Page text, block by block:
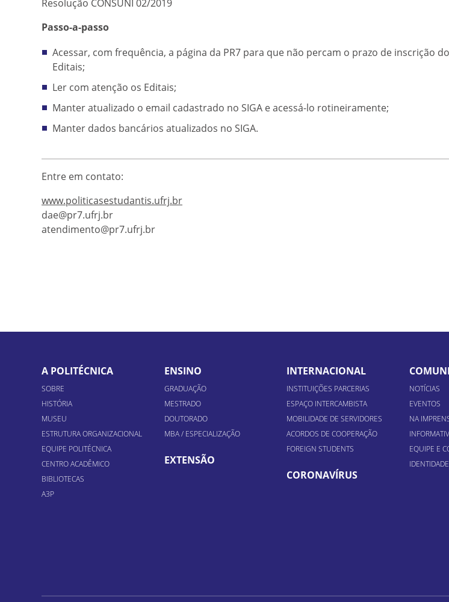
Resolução CONSUNI 02/2019
Passo-a-passo
Acessar, com frequência, a página da PR7 para que não percam o prazo de inscrição
Editais;
Ler com atenção os Editais;
Manter atualizado o email cadastrado no SIGA e acessá-lo rotineiramente;
Manter dados bancários atualizados no SIGA.
Entre em contato:
www.politicasestudantis.ufrj.br
dae@pr7.ufrj.br
atendimento@pr7.ufrj.br
A POLITÉCNICA
SOBRE
HISTÓRIA
MUSEU
ESTRUTURA ORGANIZACIONAL
EQUIPE POLITÉCNICA
CENTRO ACADÊMICO
BIBLIOTECAS
A3P
ENSINO
GRADUAÇÃO
MESTRADO
DOUTORADO
MBA / ESPECIALIZAÇÃO
EXTENSÃO
INTERNACIONAL
INSTITUIÇÕES PARCERIAS
ESPAÇO INTERCAMBISTA
MOBILIDADE DE SERVIDORES
ACORDOS DE COOPERAÇÃO
FOREIGN STUDENTS
CORONAVÍRUS
NOTÍCIAS
EVENTOS
NA
EQUIPE E